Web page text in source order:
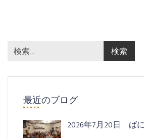
最近のブログ
2026年7月20日 ば